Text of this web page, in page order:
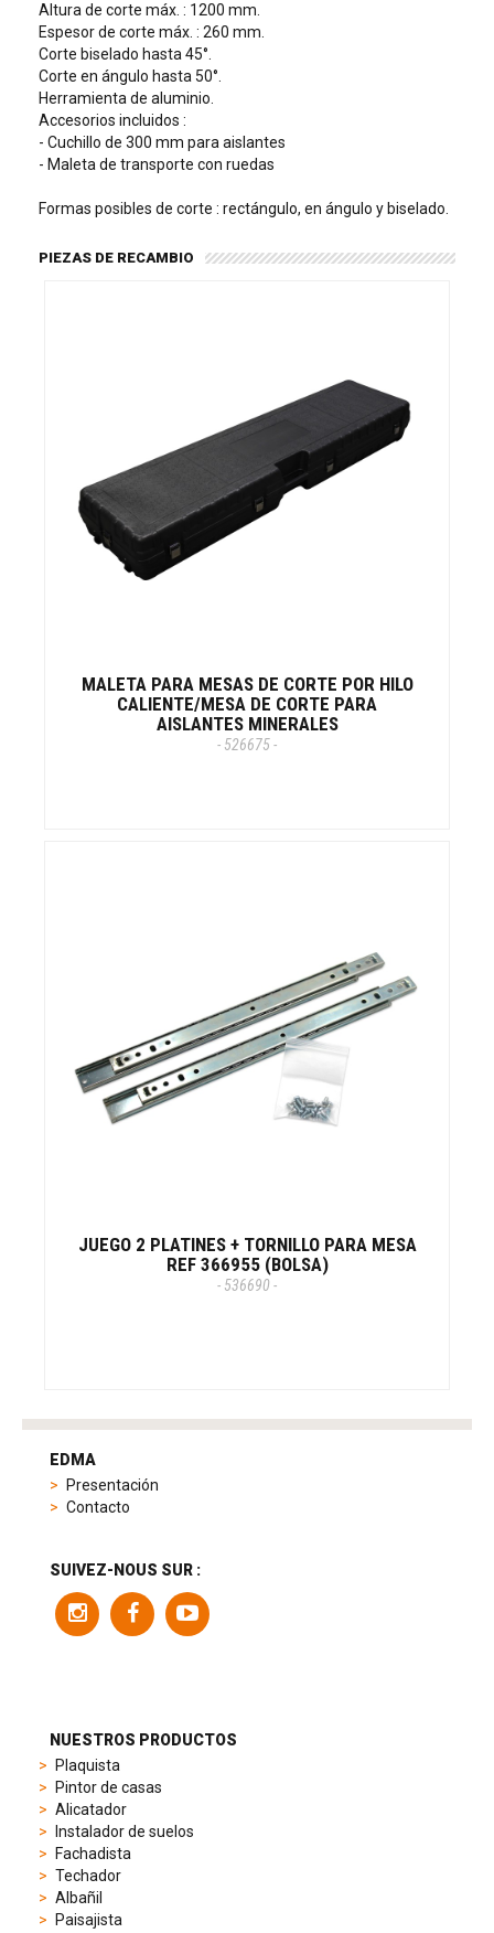
Altura de corte máx. : 1200 mm.
Espesor de corte máx. : 260 mm.
Corte biselado hasta 45°.
Corte en ángulo hasta 50°.
Herramienta de aluminio.
Accesorios incluidos :
- Cuchillo de 300 mm para aislantes
- Maleta de transporte con ruedas
Formas posibles de corte : rectángulo, en ángulo y biselado.
PIEZAS DE RECAMBIO
MALETA PARA MESAS DE CORTE POR HILO
CALIENTE/MESA DE CORTE PARA
AISLANTES MINERALES
- 526675 -
JUEGO 2 PLATINES + TORNILLO PARA MESA
REF 366955 (BOLSA)
- 536690 -
tag
product
sporty
chronographs
elegant
watches.
model
EDMA
Presentación
Contacto
SUIVEZ-NOUS SUR :
NUESTROS PRODUCTOS
Plaquista
Pintor de casas
Alicatador
Instalador de suelos
Fachadista
Techador
Albañil
Paisajista